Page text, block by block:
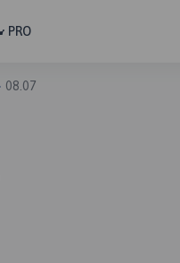
PRO
08.07